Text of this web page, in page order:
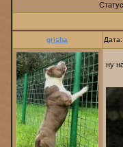
grisha
ну